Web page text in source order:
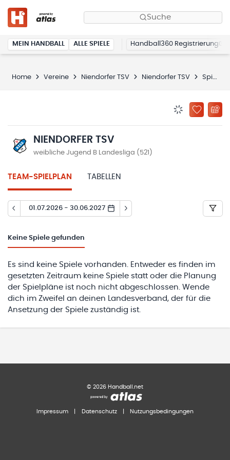
Suche
MEIN HANDBALL ALLE SPIELE Handball360 Registrierung
Home Vereine Niendorfer TSV Niendorfer TSV Spielplan
ZU
NIENDORFER TSV
weibliche Jugend B Landesliga (521)
TEAM-SPIELPLAN TABELLEN
01.07.2026 - 30.06.2027
Keine Spiele gefunden
Es sind keine Spiele vorhanden. Entweder es finden im
gesetzten Zeitraum keine Spiele statt oder die Planung
der Spielpläne ist noch nicht abgeschlossen. Wende
dich im Zweifel an deinen Landesverband, der für die
Ansetzung der Spiele zuständig ist.
© 2026 Handball.net
Impressum Datenschutz Nutzungsbedingungen